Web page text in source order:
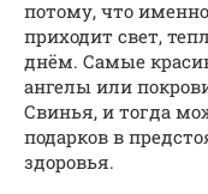
потому, что
приходит свет,
днём. Самые
ангелы или
Свинья, и тогда
подарков в
здоровья.